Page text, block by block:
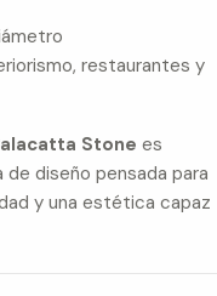
restaurantes y
Stone es
de diseño pensada para
y una estética capaz